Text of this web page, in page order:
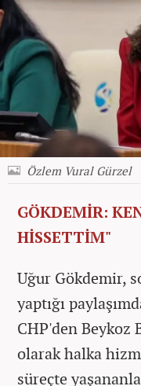
Özlem Vural Gürzel
GÖKDEMİR:
HİSSETTİM"
Uğur Gökdemir,
yaptığı
CHP'den Beykoz
olarak halka
süreçte